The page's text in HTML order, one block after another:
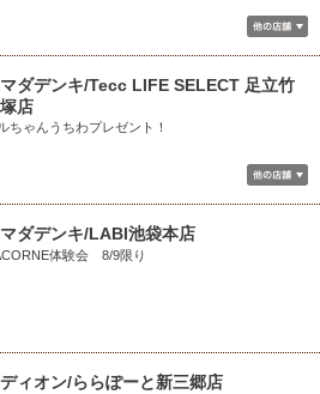
ダデンキ/Tecc LIFE SELECT 足立竹
店
ちゃんうちわプレゼント！
ダデンキ/LABI池袋本店
体験会 8/9限り
ィオン/ららぽーと新三郷店